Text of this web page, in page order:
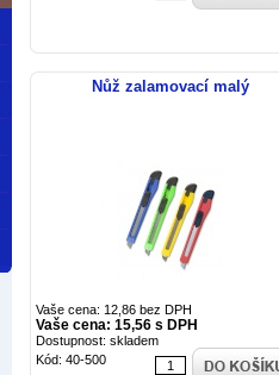
Nůž zalamovací malý
Vaše cena: 12,86 bez DPH
Vaše cena: 15,56 s DPH
Dostupnost: skladem
Kód: 40-500